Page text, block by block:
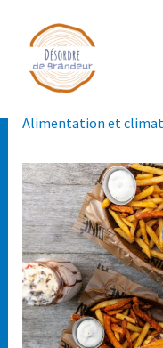
CHARRUE ET
Alimentation et climat